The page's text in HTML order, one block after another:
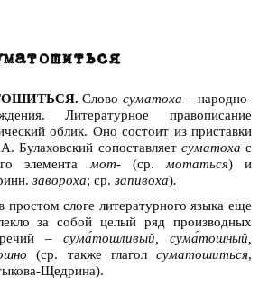
Слово суматоха – народно-
Литературное правописание
облик. Оно состоит из приставки
Булаховский сопоставляет суматоха с
элемента мот-(ср. мотаться) и
завороха; ср. запивоха).
простом слоге литературного языка еще
за собой целый ряд производных
– сума́тошливый, сума́тошный,
(ср. также глаголсуматошиться,
Щедрина).